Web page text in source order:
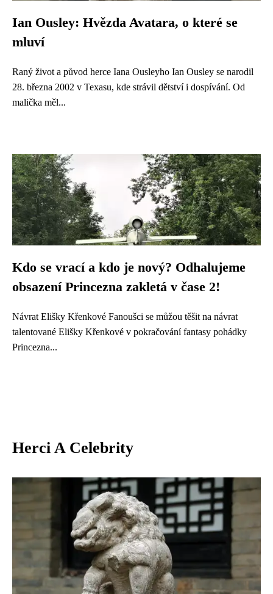
Ian Ousley: Hvězda Avatara, o které se
mluví
Raný život a původ herce Iana Ousleyho Ian Ousley se narodil
28. března 2002 v Texasu, kde strávil dětství i dospívání. Od
malička měl...
Kdo se vrací a kdo je nový? Odhalujeme
obsazení Princezna zakletá v čase 2!
Návrat Elišky Křenkové Fanoušci se můžou těšit na návrat
talentované Elišky Křenkové v pokračování fantasy pohádky
Princezna...
Herci A Celebrity